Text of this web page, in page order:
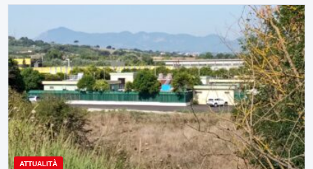
ATTUALITÀ